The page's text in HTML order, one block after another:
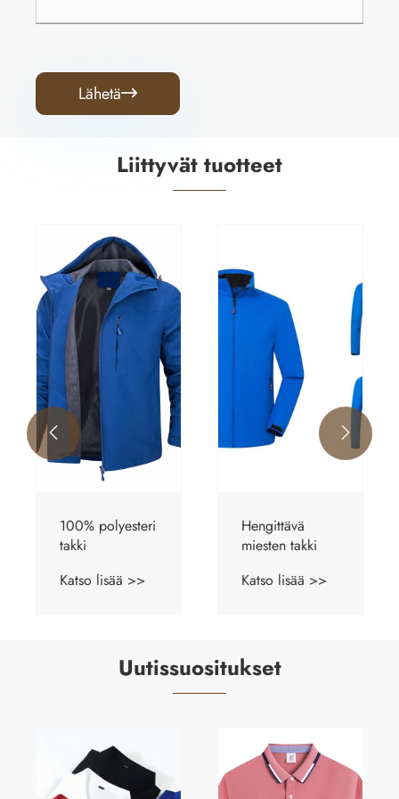
Lähetä
Liittyvät tuotteet
Hengittävä
miesten takki
Katso lisää >>
Nopeasti
kuivuva takki
Katso lisää >>
 
Uutissuositukset